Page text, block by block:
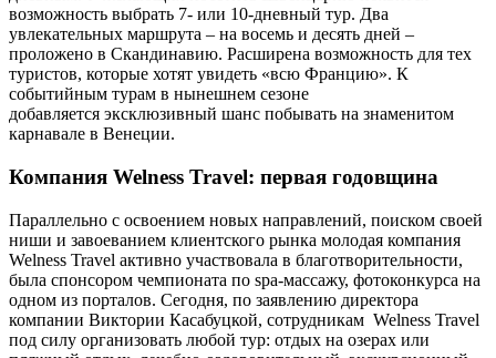
возможность выбрать 7- или 10-дневный тур. Два
увлекательных маршрута – на восемь и десять дней –
проложено в Скандинавию. Расширена возможность для тех
туристов, которые хотят увидеть «всю Францию». К
событийным турам в нынешнем сезоне
добавляется эксклюзивный шанс побывать на знаменитом
карнавале в Венеции.
Компания Welness Travel: первая годовщина
Параллельно с освоением новых направлений, поиском своей
ниши и завоеванием клиентского рынка молодая компания
Welness Travel активно участвовала в благотворительности,
была спонсором чемпионата по spa-массажу, фотоконкурса на
одном из порталов. Сегодня, по заявлению директора
компании Виктории Касабуцкой, сотрудникам Welness Travel
под силу организовать любой тур: отдых на озерах или